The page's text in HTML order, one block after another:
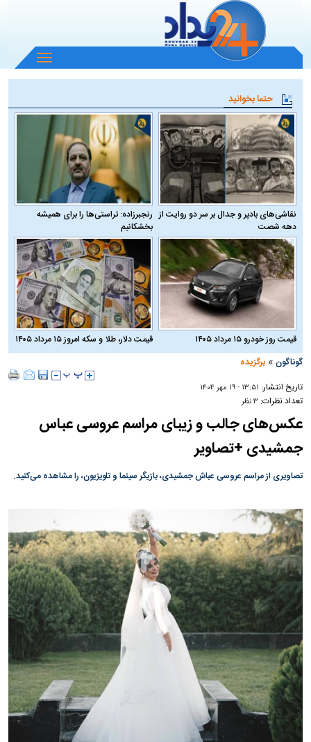
باز
و
منو
حتما بخوانید
نقاشی‌های بادپر و جدال بر سر دو روایت از
دهه شصت
رنجبرزاده: تراستی‌ها را برای همیشه
بخشکانیم
قیمت روز خودرو ۱۵ مرداد ۱۴۰۵
قیمت دلار، طلا و سکه امروز ۱۵ مرداد ۱۴۰۵
گوناگون »برگزیده
تاریخ انتشار: ۱۳:۵۱ - ۱۹ مهر ۱۴۰۴
تعداد نظرات: ۳ نظر
عکس‌های جالب و زیبای مراسم عروسی عباس
جمشیدی +تصاویر
تصاویری از مراسم عروسی عباش جمشیدی، بازیگر سینما و تلویزیون، را مشاهده می‌کنید.